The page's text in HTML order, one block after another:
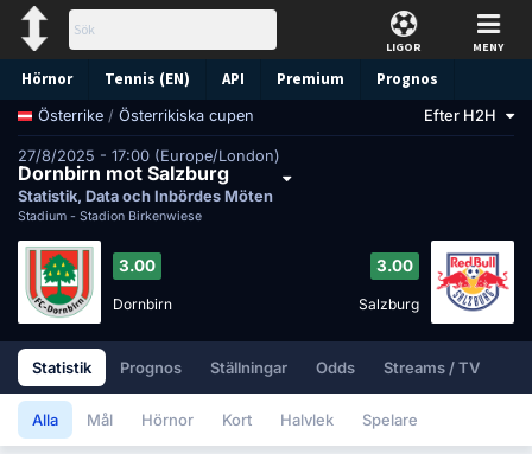
LIGOR MENY
Hörnor Tennis (EN) API Premium Prognos
Österrike / Österrikiska cupen Efter H2H
27/8/2025 - 17:00 (Europe/London)
Dornbirn mot Salzburg
Statistik, Data och Inbördes Möten
Stadium - Stadion Birkenwiese
3.00
Dornbirn
3.00
Salzburg
Statistik Prognos Ställningar Odds Streams / TV
Alla Mål Hörnor Kort Halvlek Spelare